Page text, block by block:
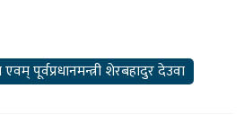
पूर्वप्रधानमन्त्री शेरबहादुर देउवा